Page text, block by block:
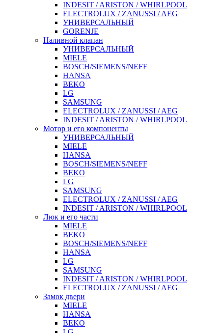
INDESIT / ARISTON / WHIRLPOOL
ELECTROLUX / ZANUSSI / AEG
УНИВЕРСАЛЬНЫЙ
GORENJE
Наливной клапан
УНИВЕРСАЛЬНЫЙ
MIELE
BOSCH/SIEMENS/NEFF
HANSA
BEKO
LG
SAMSUNG
ELECTROLUX / ZANUSSI / AEG
INDESIT / ARISTON / WHIRLPOOL
Мотор и его компоненты
УНИВЕРСАЛЬНЫЙ
MIELE
HANSA
BOSCH/SIEMENS/NEFF
BEKO
LG
SAMSUNG
ELECTROLUX / ZANUSSI / AEG
INDESIT / ARISTON / WHIRLPOOL
Люк и его части
MIELE
BEKO
BOSCH/SIEMENS/NEFF
HANSA
LG
SAMSUNG
INDESIT / ARISTON / WHIRLPOOL
ELECTROLUX / ZANUSSI / AEG
Замок двери
MIELE
HANSA
BEKO